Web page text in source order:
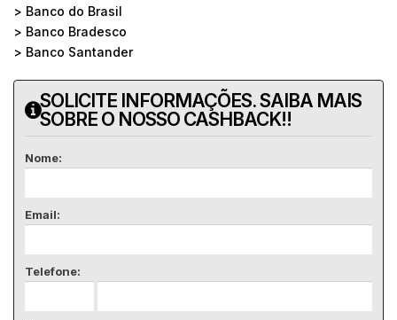
> Banco do Brasil
> Banco Bradesco
> Banco Santander
SOLICITE INFORMAÇÕES. SAIBA MAIS
SOBRE O NOSSO CASHBACK!!
Nome:
Email:
Telefone: